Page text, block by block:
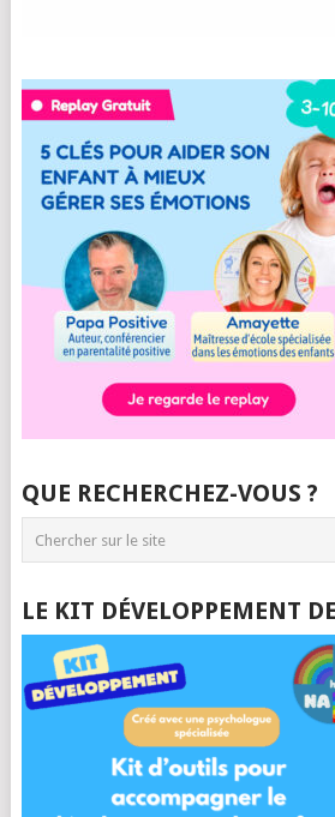
QUE RECHERCHEZ-VOUS ?
LE KIT DÉVELOPPEMENT